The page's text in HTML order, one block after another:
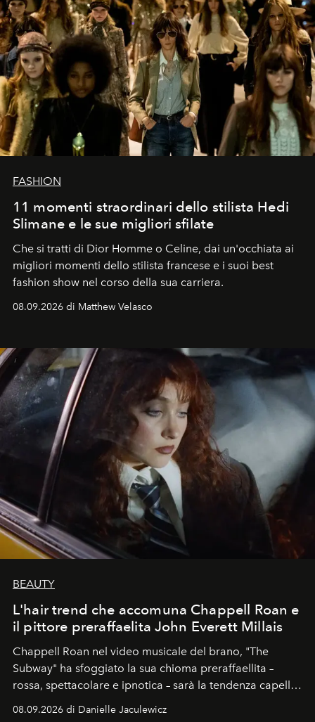
FASHION
11 momenti straordinari dello stilista Hedi
Slimane e le sue migliori sfilate
Che si tratti di Dior Homme o Celine, dai un'occhiata ai
migliori momenti dello stilista francese e i suoi best
fashion show nel corso della sua carriera.
08.09.2026 di Matthew Velasco
BEAUTY
L'hair trend che accomuna Chappell Roan e
il pittore preraffaelita John Everett Millais
Chappell Roan nel video musicale del brano, "The
Subway" ha sfoggiato la sua chioma preraffaellita –
rossa, spettacolare e ipnotica – sarà la tendenza capelli
08.09.2026 di Danielle Jaculewicz